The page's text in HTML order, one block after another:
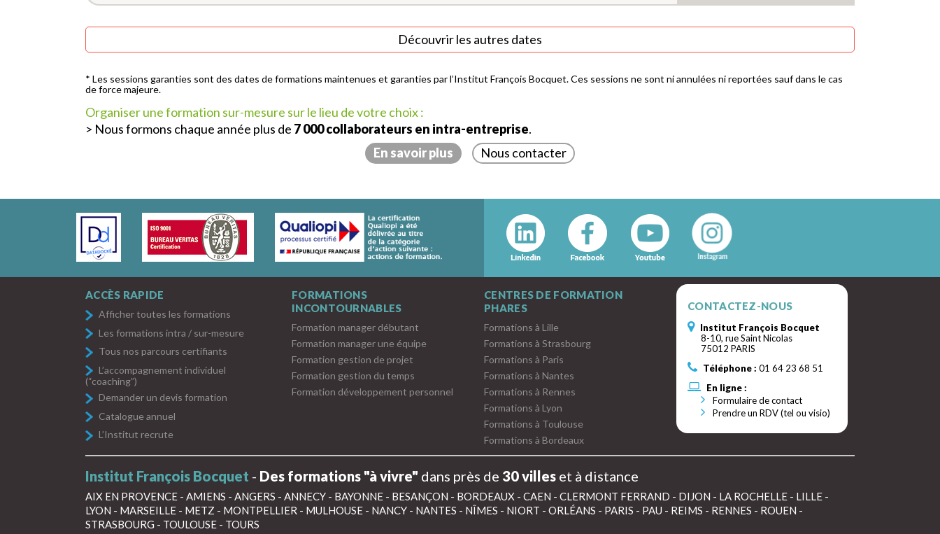
Découvrir les autres dates
* Les sessions garanties sont des dates de formations maintenues et garanties par l’Institut François Bocquet. Ces sessions ne sont ni annulées ni reportées sauf dans le cas
de force majeure.
Organiser une formation sur-mesure sur le lieu de votre choix :
> Nous formons chaque année plus de 7 000 collaborateurs en intra-entreprise.
En savoir plus
Nous contacter
ACCÈS RAPIDE
Afficher toutes les formations
Les formations intra / sur-mesure
Tous nos parcours certifiants
L’accompagnement individuel
(“coaching”)
Demander un devis formation
Catalogue annuel
L’Institut recrute
FORMATIONS
INCONTOURNABLES
Formation manager débutant
Formation manager une équipe
Formation gestion de projet
Formation gestion du temps
Formation développement personnel
CENTRES DE FORMATION
PHARES
Formations à Lille
Formations à Strasbourg
Formations à Paris
Formations à Nantes
Formations à Rennes
Formations à Lyon
Formations à Toulouse
Formations à Bordeaux
CONTACTEZ-NOUS
Institut François Bocquet
8-10, rue Saint Nicolas
75012 PARIS
Téléphone : 01 64 23 68 51
En ligne :
Formulaire de contact
Prendre un RDV (tel ou visio)
Institut François Bocquet - Des formations "à vivre" dans près de 30 villes et à distance
AIX EN PROVENCE - AMIENS - ANGERS - ANNECY - BAYONNE - BESANÇON - BORDEAUX - CAEN - CLERMONT FERRAND - DIJON - LA ROCHELLE - LILLE -
LYON - MARSEILLE - METZ - MONTPELLIER - MULHOUSE - NANCY - NANTES - NÎMES - NIORT - ORLÉANS - PARIS - PAU - REIMS - RENNES - ROUEN -
STRASBOURG - TOULOUSE - TOURS